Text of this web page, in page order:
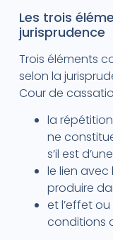
Les trois
jurisprudence
Trois éléments
selon la
Cour de
la
ne
s’il est
le lien avec
produire
et l’effet
conditions